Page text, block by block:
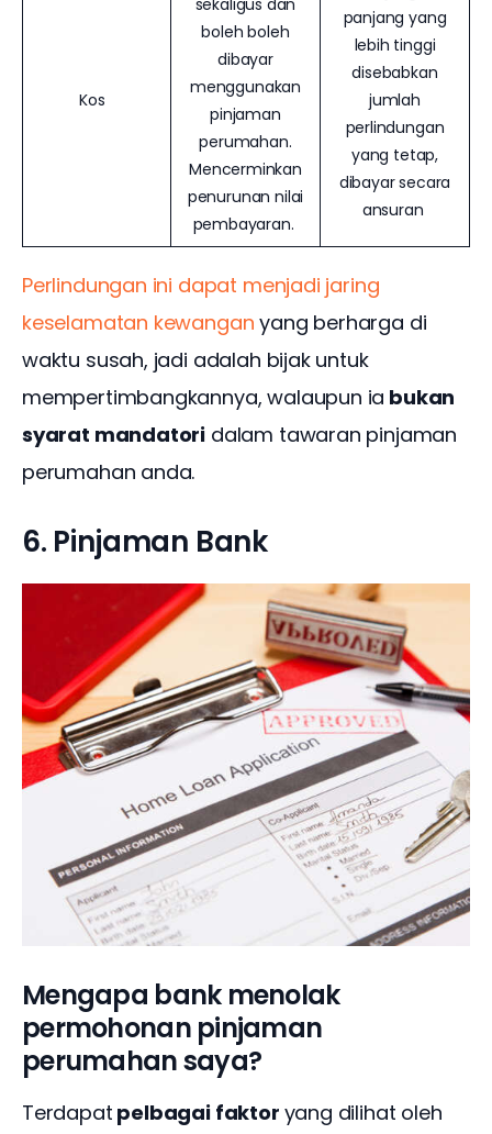
Kos
boleh boleh
dibayar
menggunakan
pinjaman
perumahan.
Mencerminkan
penurunan nilai
pembayaran.
panjang yang
lebih tinggi
disebabkan
jumlah
perlindungan
yang tetap,
dibayar secara
ansuran
Perlindungan ini dapat menjadi jaring
keselamatan kewangan yang berharga di
waktu susah, jadi adalah bijak untuk
mempertimbangkannya, walaupun ia bukan
syarat mandatori dalam tawaran pinjaman
perumahan anda.
6. Pinjaman Bank
Mengapa bank menolak
permohonan pinjaman
perumahan saya?
Terdapat pelbagai faktor yang dilihat oleh